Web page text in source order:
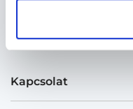
Kapcsolat